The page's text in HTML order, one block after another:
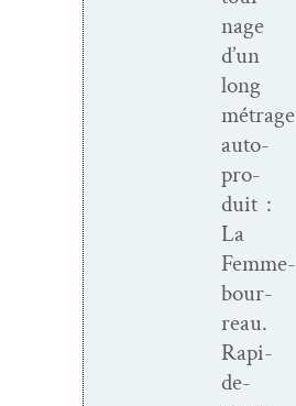
nage
d’un
long
métrage
auto­
pro­
duit :
La
Femme-
bour­
reau.
Rapi­
de­